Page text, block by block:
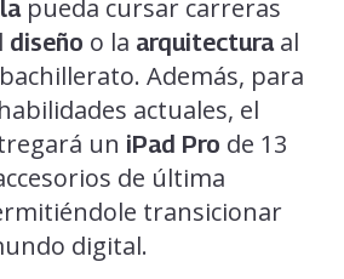
pueda cursar carreras
diseño o la arquitecturaal
Además, para
actuales, el
un iPad Pro de 13
de última
transicionar
digital.